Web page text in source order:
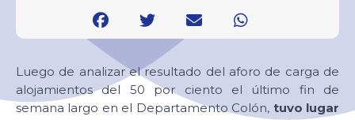
Luego de analizar el resultado del aforo de carga de
alojamientos del 50 por ciento el último fin de
semana largo en el Departamento Colón, tuvo lugar